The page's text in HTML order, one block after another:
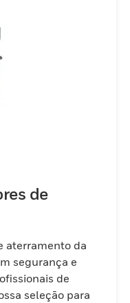
que
de
aterramento da
segurança e
de
seleção para